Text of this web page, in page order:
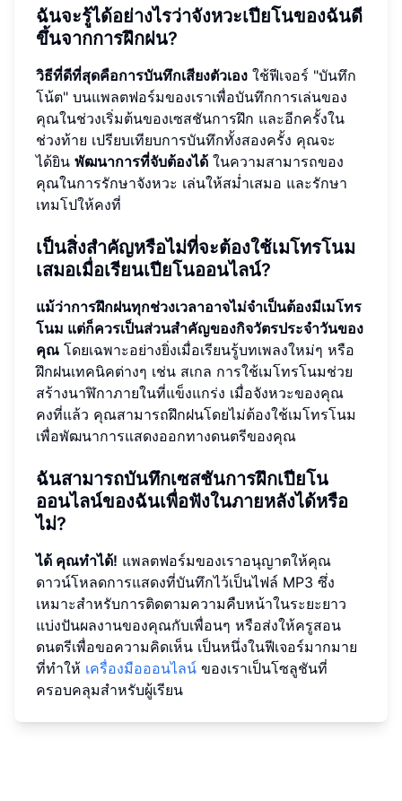
ฉันจะรู้ได้อย่างไรว่าจังหวะเปียโนของฉันดี
ขึ้นจากการฝึกฝน?
วิธีที่ดีที่สุดคือการบันทึกเสียงตัวเอง ใช้ฟีเจอร์ "บันทึก
โน้ต" บนแพลตฟอร์มของเราเพื่อบันทึกการเล่นของ
คุณในช่วงเริ่มต้นของเซสชันการฝึก และอีกครั้งใน
ช่วงท้าย เปรียบเทียบการบันทึกทั้งสองครั้ง คุณจะ
ได้ยิน พัฒนาการที่จับต้องได้ ในความสามารถของ
คุณในการรักษาจังหวะ เล่นให้สม่ำเสมอ และรักษา
เทมโปให้คงที่
เป็นสิ่งสำคัญหรือไม่ที่จะต้องใช้เมโทรโนม
เสมอเมื่อเรียนเปียโนออนไลน์?
แม้ว่าการฝึกฝนทุกช่วงเวลาอาจไม่จำเป็นต้องมีเมโทร
โนม แต่ก็ควรเป็นส่วนสำคัญของกิจวัตรประจำวันของ
คุณ โดยเฉพาะอย่างยิ่งเมื่อเรียนรู้บทเพลงใหม่ๆ หรือ
ฝึกฝนเทคนิคต่างๆ เช่น สเกล การใช้เมโทรโนมช่วย
สร้างนาฬิกาภายในที่แข็งแกร่ง เมื่อจังหวะของคุณ
คงที่แล้ว คุณสามารถฝึกฝนโดยไม่ต้องใช้เมโทรโนม
เพื่อพัฒนาการแสดงออกทางดนตรีของคุณ
ฉันสามารถบันทึกเซสชันการฝึกเปียโน
ออนไลน์ของฉันเพื่อฟังในภายหลังได้หรือ
ไม่?
ได้ คุณทำได้! แพลตฟอร์มของเราอนุญาตให้คุณ
ดาวน์โหลดการแสดงที่บันทึกไว้เป็นไฟล์ MP3 ซึ่ง
เหมาะสำหรับการติดตามความคืบหน้าในระยะยาว
แบ่งปันผลงานของคุณกับเพื่อนๆ หรือส่งให้ครูสอน
ดนตรีเพื่อขอความคิดเห็น เป็นหนึ่งในฟีเจอร์มากมาย
ที่ทำให้ เครื่องมือออนไลน์ ของเราเป็นโซลูชันที่
ครอบคลุมสำหรับผู้เรียน